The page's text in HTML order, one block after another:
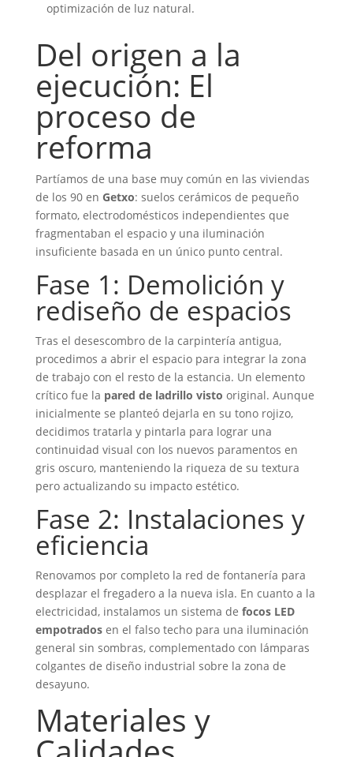
optimización de luz natural.
Del origen a la
ejecución: El
proceso de
reforma
Partíamos de una base muy común en las viviendas
de los 90 en Getxo: suelos cerámicos de pequeño
formato, electrodomésticos independientes que
fragmentaban el espacio y una iluminación
insuficiente basada en un único punto central.
Fase 1: Demolición y
rediseño de espacios
Tras el desescombro de la carpintería antigua,
procedimos a abrir el espacio para integrar la zona
de trabajo con el resto de la estancia. Un elemento
crítico fue la pared de ladrillo visto original. Aunque
inicialmente se planteó dejarla en su tono rojizo,
decidimos tratarla y pintarla para lograr una
continuidad visual con los nuevos paramentos en
gris oscuro, manteniendo la riqueza de su textura
pero actualizando su impacto estético.
Fase 2: Instalaciones y
eficiencia
Renovamos por completo la red de fontanería para
desplazar el fregadero a la nueva isla. En cuanto a la
electricidad, instalamos un sistema de focos LED
empotradosen el falso techo para una iluminación
general sin sombras, complementado con lámparas
colgantes de diseño industrial sobre la zona de
desayuno.
Materiales y